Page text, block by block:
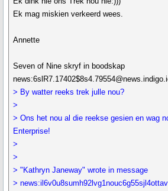
Ek mag miskien verkeerd wees.
Annette
Seven of Nine skryf in boodskap
> By watter reeks trek julle nou?
>
> Ons het nou al die reekse gesien en wag
Enterprise!
>
>
> "Kathryn Janeway" wrote in message
>